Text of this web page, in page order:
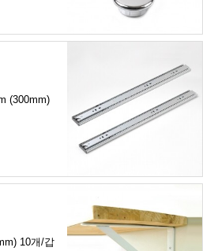
(300mm)
10개/갑